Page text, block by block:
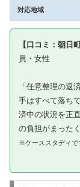
対応地域
【口コミ：朝日
員・女性
「任意整理の返
手はすべて落ち
済中の状況を正
の負担がまった
※ケーススタディで